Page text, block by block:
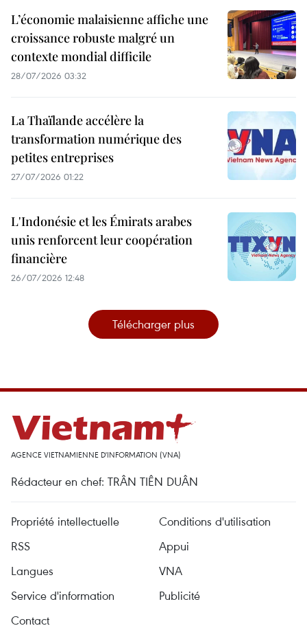
L’économie malaisienne affiche une
croissance robuste malgré un
contexte mondial difficile
28/07/2026 03:32
La Thaïlande accélère la
transformation numérique des
petites entreprises
27/07/2026 01:22
L'Indonésie et les Émirats arabes
unis renforcent leur coopération
financière
26/07/2026 12:48
Télécharger plus
AGENCE VIETNAMIENNE D'INFORMATION (VNA)
Rédacteur en chef: TRÂN TIÊN DUÂN
Propriété intellectuelle
Conditions d'utilisation
RSS
Appui
Langues
VNA
Service d'information
Publicité
Contact